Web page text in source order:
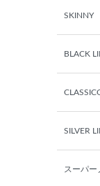
SKINNY
BLACK
SILVER
スーパー